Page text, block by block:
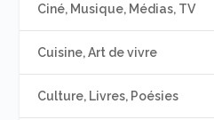
Ciné, Musique, Médias, TV
Cuisine, Art de vivre
Culture, Livres, Poésies